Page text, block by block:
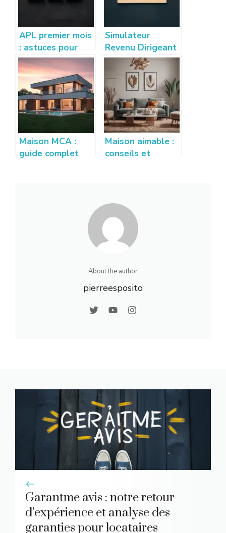
APL premier mois
: astuces pour
bien calculer et
optimiser vos
droits
Simulateur
Revenu Dirigeant
: Estimez vos
gains sur
creation-
entreprise-
france.com
Maison MCA :
guide complet
Maison aimable :
conseils et
About the author
pierreesposito
Garantme avis : notre retour
d’expérience et analyse des
garanties pour locataires